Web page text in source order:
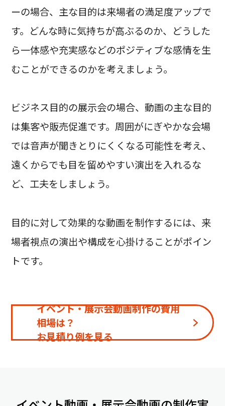
ーの場合、主な目的は来場者の満足度アップで
す。どんな時に気持ちが高ぶるのか、どうした
ら一体感や充実感などのポジティブな感情を生
むことができるのかを考えましょう。
ビジネス目的の展示会の場合、動画の主な目的
は集客や販売促進です。周囲がにぎやかな会場
では音声が聞きとりにくくなる可能性を考え、
遠くからでも目を留めやすい演出を入れるな
ど、工夫をしましょう。
目的に対して効果的な動画を制作するには、来
場者視点の演出や構成を心掛けることがポイン
トです。
イベント・展示会動画制作の費用
相場は？
お見積り例を見る